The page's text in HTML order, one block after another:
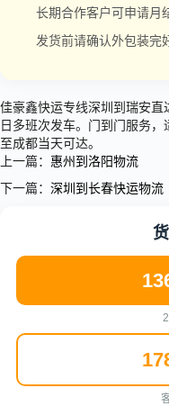
长期合作客户可申请月
发货前请确认外包装完
佳豪鑫快运专线深圳到瑞安
日多班次发车。门到门服务
至成都当天可达。
上一篇： 惠州到洛阳物流
下一篇： 深圳到长春快运物流